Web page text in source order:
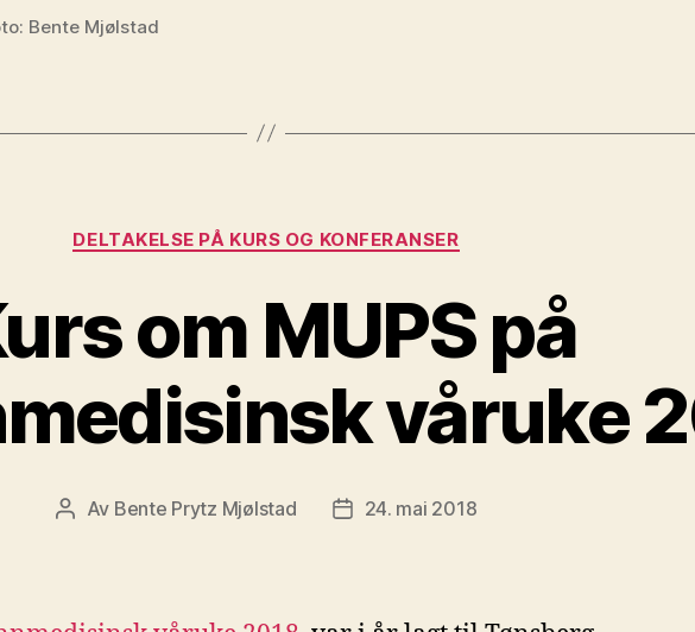
Bente Mjølstad
Kategorier
DELTAKELSE PÅ KURS OG KONFERANSER
om MUPS på
våruke
Innleggsforfatter
Av Bente Prytz Mjølstad Publiseringsdato
24. mai 2018